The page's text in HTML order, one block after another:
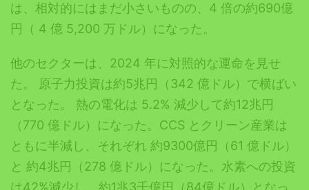
は、相対的にはまだ小さいものの、4 倍の約690億
円（ 4 億 5,200 万ドル）になった。
他のセクターは、2024 年に対照的な運命を見せ
た。 原子力投資は約5兆円（342 億ドル）で横ばい
となった。 熱の電化は 5.2% 減少して約12兆円
（770 億ドル）になった。CCS とクリーン産業は
ともに半減し、それぞれ 約9300億円（61 億ドル）
と 約4兆円（278 億ドル）になった。水素への投資
は42%減少し、約1兆3千億円（84億ドル）となっ